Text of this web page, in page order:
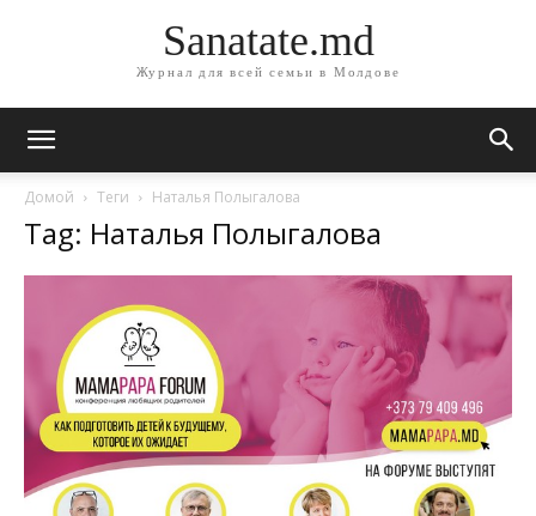
Sanatate.md
Журнал для всей семьи в Молдове
Домой Теги Наталья Полыгалова
Tag: Наталья Полыгалова